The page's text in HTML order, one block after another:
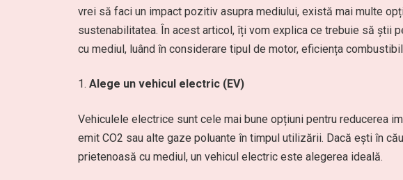
vrei să faci un impact pozitiv asupra mediului, există mai multe
sustenabilitatea. În acest articol, îți vom explica ce trebuie să știi
cu mediul, luând în considerare tipul de motor, eficiența
Alege un vehicul electric (EV)
Vehiculele electrice sunt cele mai bune opțiuni pentru reducerea
emit CO2 sau alte gaze poluante în timpul utilizării. Dacă ești în
prietenoasă cu mediul, un vehicul electric este alegerea ideală.